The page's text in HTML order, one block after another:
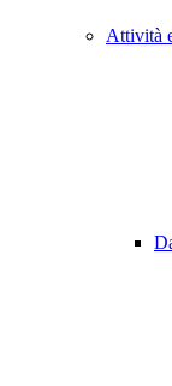
Attività